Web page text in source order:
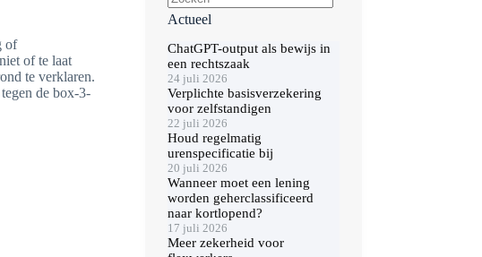
of
of te laat
te verklaren.
de box-3-
Actueel
ChatGPT-output als bewijs in
een rechtszaak
24 juli 2026
Verplichte basisverzekering
voor zelfstandigen
22 juli 2026
Houd regelmatig
urenspecificatie bij
20 juli 2026
Wanneer moet een lening
worden geherclassificeerd
naar kortlopend?
17 juli 2026
Meer zekerheid voor